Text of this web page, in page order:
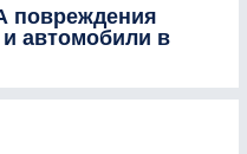
повреждения
автомобили в